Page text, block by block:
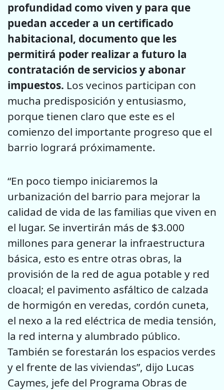
profundidad como viven y para que
puedan acceder a un certificado
habitacional, documento que les
permitirá poder realizar a futuro la
contratación de servicios y abonar
impuestos. Los vecinos participan con
mucha predisposición y entusiasmo,
porque tienen claro que este es el
comienzo del importante progreso que el
barrio logrará próximamente.
“En poco tiempo iniciaremos la
urbanización del barrio para mejorar la
calidad de vida de las familias que viven en
el lugar. Se invertirán más de $3.000
millones para generar la infraestructura
básica, esto es entre otras obras, la
provisión de la red de agua potable y red
cloacal; el pavimento asfáltico de calzada
de hormigón en veredas, cordón cuneta,
el nexo a la red eléctrica de media tensión,
la red interna y alumbrado público.
También se forestarán los espacios verdes
y el frente de las viviendas”, dijo Lucas
Caymes, jefe del Programa Obras de